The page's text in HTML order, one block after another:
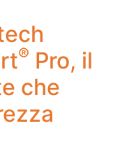
® Pro, il
che